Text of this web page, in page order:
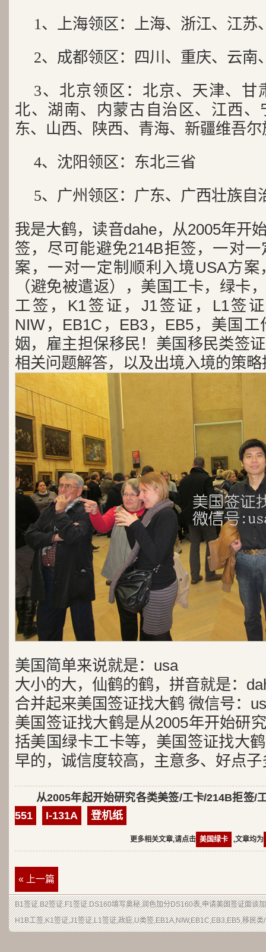
1、上海领区：上海、浙江、江苏
2、成都领区：四川、重庆、云南
3、北京领区：北京、天津、甘
北、湖南、内蒙古自治区、江西
东、山西、陕西、青海、新疆维吾
4、沈阳领区：东北三省
5、广州领区：广东、广西壮族自
我是大鹤，读音dahe，从2005年开
签，尽可能避免214B拒签，一对
案，一对一定制顺利入境USA方
（避免被遣返），美国工卡，绿卡
工签，K1签证，J1签证，L1签
NIW，EB1C，EB3，EB5，美国
姻，雇主担保移民！美国移民类签
相关问题解答，以及出境入境的策
美国简单来说就是：usa
大小的大，仙鹤的鹤，拼音就是：
合并起来美国签证找大鹤 微信号：
美国签证找大鹤是从2005年开始研
括美国绿卡工卡等，美国签证找大
早的，诚信度较高，主意多、好点子
从2005年起开始研究各类美签/工卡/214B拒签/
551
I-131A 登机纸
更多相关文章,请点击 美国绿卡 ,文章均为
« 上一篇
B1签证.B2签证.F1签证.DS160填写奥秘,润色加分DS160表,申请美国签证面谈
H1B工签,K1签证,J1签证,L1签证,政庇,U类签,EB1A,NIW,EB1C,EB3,EB5,移民